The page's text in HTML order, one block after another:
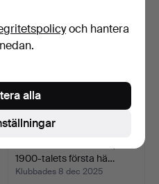
1900-talets första hä…
Klubbades 8 dec 2025
och hantera
alla